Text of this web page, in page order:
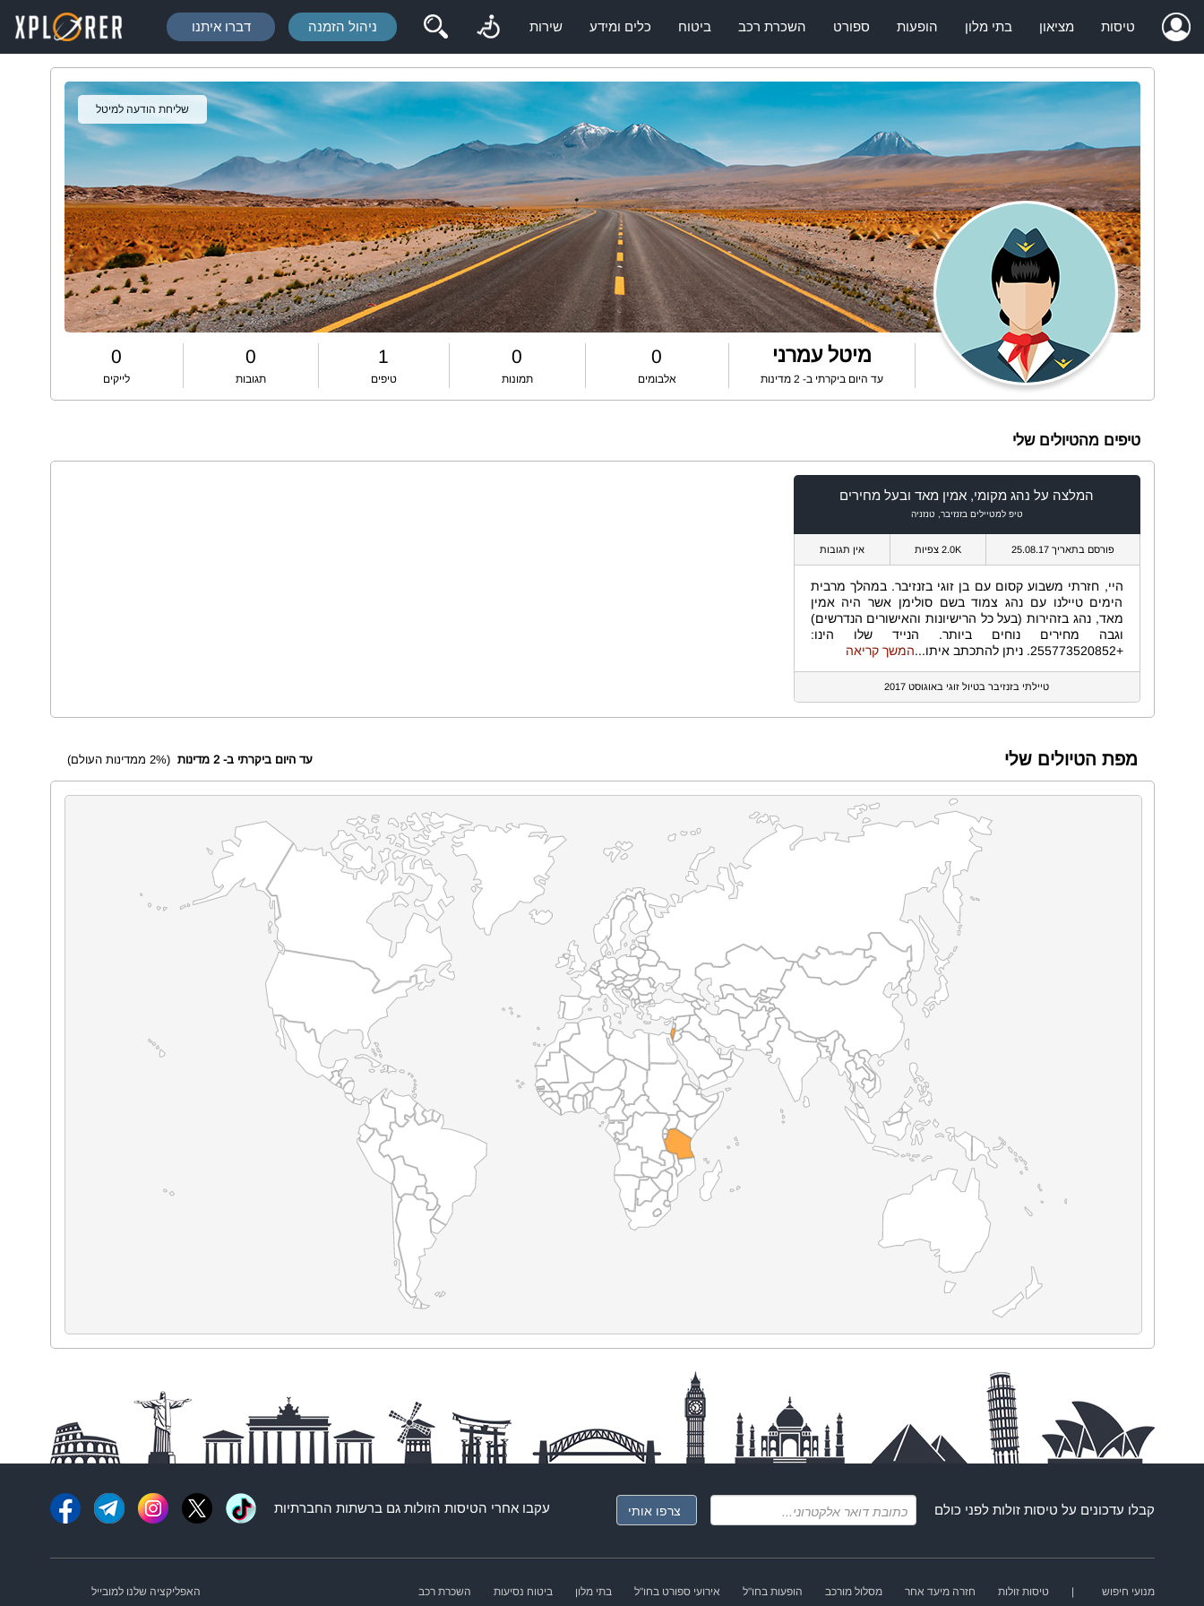
טיסות מציאון בתי מלון הופעות ספורט השכרת רכב ביטוח כלים ומידע שירות ניהול הזמנה דברו איתנו
שליחת הודעה למיטל
מיטל עמרני
עד היום ביקרתי ב- 2 מדינות
0
אלבומים
0
תמונות
1
טיפים
0
תגובות
0
לייקים
טיפים מהטיולים שלי
המלצה על נהג מקומי, אמין מאד ובעל מחירים
טיפ למטיילים בזנזיבר, טנזניה
פורסם בתאריך 25.08.17 2.0K צפיות אין תגובות
היי, חזרתי משבוע קסום עם בן זוגי בזנזיבר. במהלך מרבית
הימים טיילנו עם נהג צמוד בשם סולימן אשר היה אמין
מאד, נהג בזהירות (בעל כל הרישיונות והאישורים הנדרשים)
וגבה מחירים נוחים ביותר. הנייד שלו הינו:
+255773520852. ניתן להתכתב איתו...
המשך קריאה
טיילתי בזנזיבר בטיול זוגי באוגוסט 2017
מפת הטיולים שלי עד היום ביקרתי ב- 2 מדינות (2% ממדינות העולם)
קבלו עדכונים על טיסות זולות לפני כולם עקבו אחרי הטיסות הזולות גם ברשתות החברתיות
מנועי חיפוש | טיסות זולות חזרה מיעד אחר מסלול מורכב הופעות בחו"ל אירועי ספורט בחו"ל בתי מלון ביטוח נסיעות השכרת רכב האפליקציה שלנו למובייל